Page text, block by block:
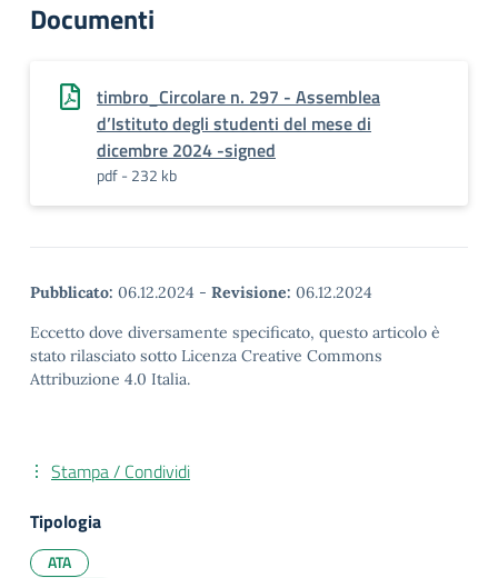
Documenti
timbro_Circolare n. 297 - Assemblea
d’Istituto degli studenti del mese di
dicembre 2024 -signed
pdf - 232 kb
Pubblicato: 06.12.2024 - Revisione: 06.12.2024
Eccetto dove diversamente specificato, questo articolo è
stato rilasciato sotto Licenza Creative Commons
Attribuzione 4.0 Italia.
Stampa / Condividi
Tipologia
ATA